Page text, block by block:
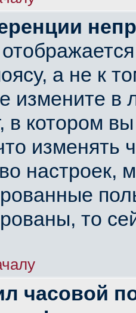
а не к
измените в
в котором
изменять
настроек,
то
часовой